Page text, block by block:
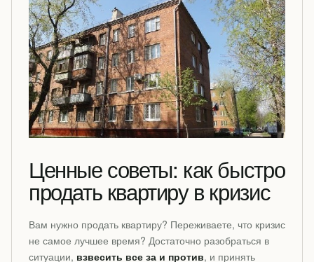
Ценные советы: как быстро
продать квартиру в кризис
Вам нужно продать квартиру? Переживаете, что кризис
не самое лучшее время? Достаточно разобраться в
ситуации, взвесить все за и против, и принять